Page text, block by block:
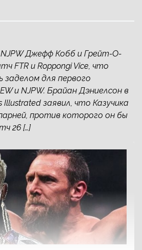
Джефф Кобб и Грейт-О-
FTR и Roppongi Vice, что
для первого
и NJPW. Брайан Дэниелсон в
заявил, что Казучика
против которого он бы
26 […]